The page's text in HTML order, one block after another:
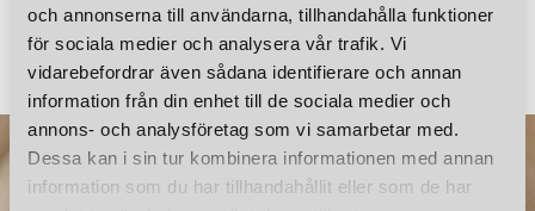
och annonserna till användarna, tillhandahålla funktioner
för sociala medier och analysera vår trafik. Vi
vidarebefordrar även sådana identifierare och annan
information från din enhet till de sociala medier och
annons- och analysföretag som vi samarbetar med.
Dessa kan i sin tur kombinera informationen med annan
information som du har tillhandahållit eller som de har
LOUIS POULSEN
RESERVGLAS PH 3/2 UNDERSKÄRM
2 185 kr
LOUIS POULSEN
2 645 kr